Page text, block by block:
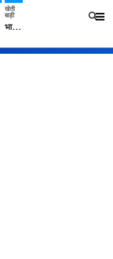
खेती
बाड़ी
भारत में 29 मई से शुरु होगी प्री-मानसून बारिश, ECMWF विदेशी मौसम एजेंसी का पूर्वानुमान